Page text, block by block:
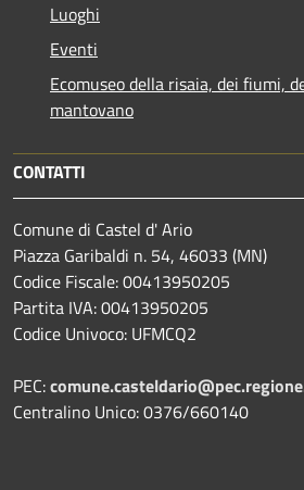
Luoghi
Eventi
Ecomuseo della risaia, dei fiumi,
mantovano
CONTATTI
Comune di Castel d' Ario
Piazza Garibaldi n. 54, 46033 (MN)
Codice Fiscale: 00413950205
Partita IVA: 00413950205
Codice Univoco: UFMCQ2
PEC:
Centralino Unico: 0376/660140